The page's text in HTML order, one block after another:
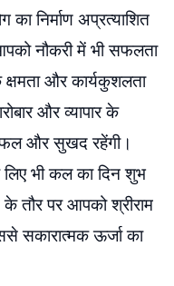
का निर्माण अप्रत्याशित
नौकरी में भी सफलता
और कार्यकुशलता
और व्यापार के
और सुखद रहेंगी।
लिए भी कल का दिन शुभ
तौर पर आपको श्रीराम
सकारात्मक ऊर्जा का